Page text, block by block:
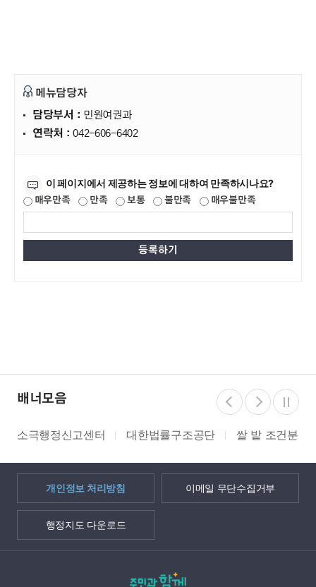
메뉴담당자
담당부서 : 민원여권과
연락처 :042-606-6402
이 페이지에서 제공하는 정보에 대하여 만족하시나요?
매우만족 만족 보통 불만족 매우불만족
배너모음
소극행정신고센터 대한법률구조공단 쌀 밭 조건분리
개인정보 처리방침 이메일 무단수집거부
행정지도 다운로드